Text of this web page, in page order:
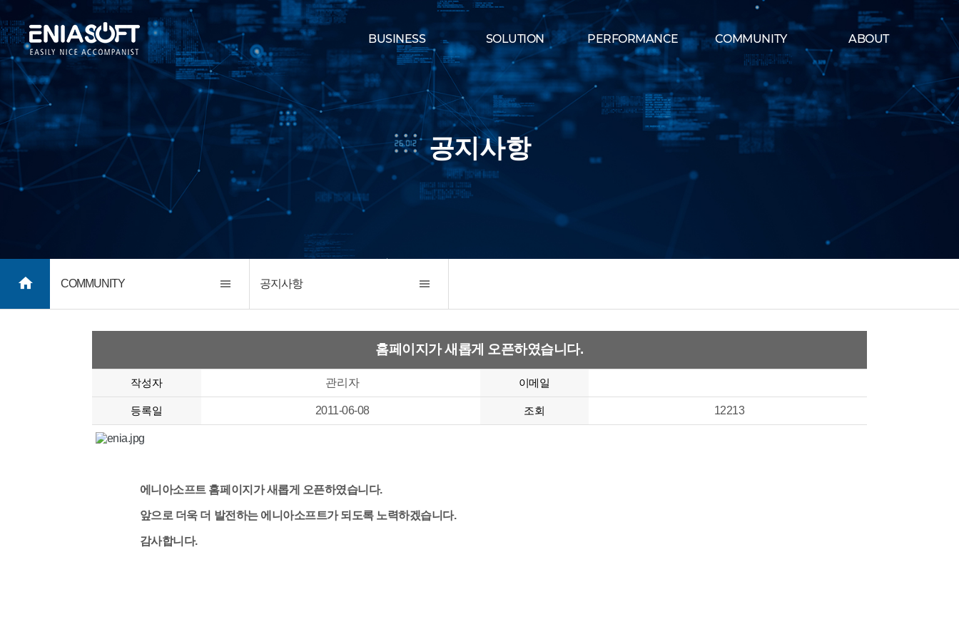
BUSINESS SOLUTION PERFORMANCE COMMUNITY ABOUT
공지사항
COMMUNITY 공지사항
홈페이지가 새롭게 오픈하였습니다.
작성자 관리자 이메일
등록일 2011-06-08 조회 12213
에니아소프트 홈페이지가 새롭게 오픈하였습니다.
앞으로 더욱 더 발전하는 에니아소프트가 되도록 노력하겠습니다.
감사합니다.